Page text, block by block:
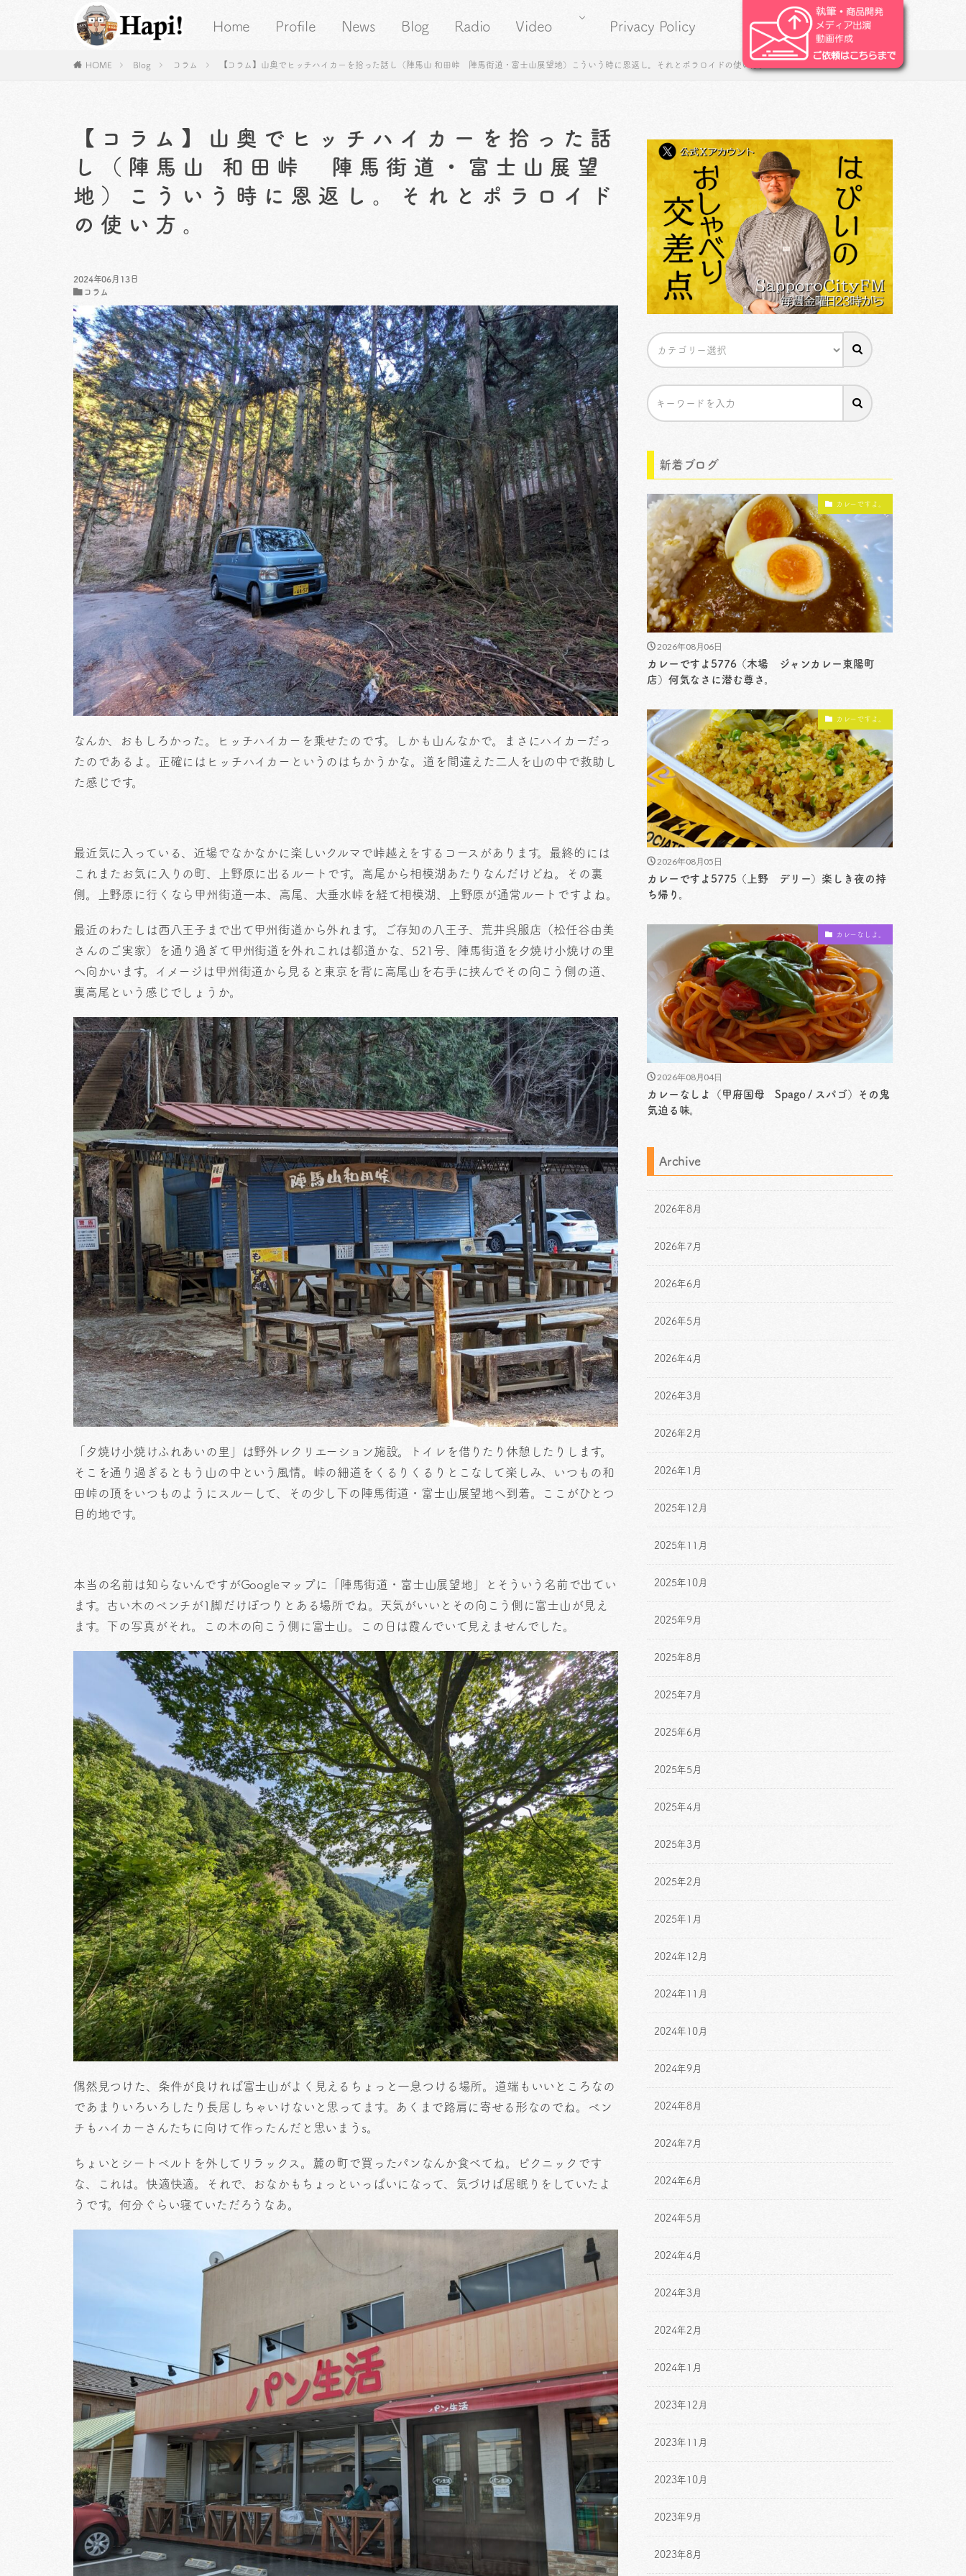
Home Profile News Blog Radio Video Privacy Policy
HOME Blog コラム 【コラム】山奥でヒッチハイカーを拾った話し（陣馬山 和田峠 陣馬街道・富士山展望地）こういう時に恩返し。それとポラロイドの使い方。
【コラム】山奥でヒッチハイカーを拾った話
し（陣馬山 和田峠 陣馬街道・富士山展望
地）こういう時に恩返し。それとポラロイド
の使い方。
2024年06月13日
コラム
なんか、おもしろかった。ヒッチハイカーを乗せたのです。しかも山んなかで。まさにハイカーだっ
たのであるよ。正確にはヒッチハイカーというのはちかうかな。道を間違えた二人を山の中で救助し
た感じです。
最近気に入っている、近場でなかなかに楽しいクルマで峠越えをするコースがあります。最終的には
これまたお気に入りの町、上野原に出るルートです。高尾から相模湖あたりなんだけどね。その裏
側。上野原に行くなら甲州街道一本、高尾、大垂水峠を経て相模湖、上野原が通常ルートですよね。
最近のわたしは西八王子まで出て甲州街道から外れます。ご存知の八王子、荒井呉服店（松任谷由美
さんのご実家）を通り過ぎて甲州街道を外れこれは都道かな、521号、陣馬街道を夕焼け小焼けの里
へ向かいます。イメージは甲州街道から見ると東京を背に高尾山を右手に挟んでその向こう側の道、
裏高尾という感じでしょうか。
「夕焼け小焼けふれあいの里」は野外レクリエーション施設。トイレを借りたり休憩したりします。
そこを通り過ぎるともう山の中という風情。峠の細道をくるりくるりとこなして楽しみ、いつもの和
田峠の頂をいつものようにスルーして、その少し下の陣馬街道・富士山展望地へ到着。ここがひとつ
目的地です。
本当の名前は知らないんですがGoogleマップに「陣馬街道・富士山展望地」とそういう名前で出てい
ます。古い木のベンチが1脚だけぽつりとある場所でね。天気がいいとその向こう側に富士山が見え
ます。下の写真がそれ。この木の向こう側に富士山。この日は霞んでいて見えませんでした。
偶然見つけた、条件が良ければ富士山がよく見えるちょっと一息つける場所。道端もいいところなの
であまりいろいろしたり長居しちゃいけないと思ってます。あくまで路肩に寄せる形なのでね。ベン
チもハイカーさんたちに向けて作ったんだと思いまうs。
ちょいとシートベルトを外してリラックス。麓の町で買ったパンなんか食べてね。ピクニックです
な、これは。快適快適。それで、おなかもちょっといっぱいになって、気づけば居眠りをしていたよ
うです。何分ぐらい寝ていただろうなあ。
新着ブログ
カレーですよ。
2026年08月06日
カレーですよ5776（木場 ジャンカレー東陽町
店）何気なさに潜む尊さ。
カレーですよ。
2026年08月05日
カレーですよ5775（上野 デリー）楽しき夜の持
ち帰り。
カレーなしよ。
2026年08月04日
カレーなしよ（甲府国母 Spago / スパゴ）その鬼
気迫る味。
Archive
2026年8月
2026年7月
2026年6月
2026年5月
2026年4月
2026年3月
2026年2月
2026年1月
2025年12月
2025年11月
2025年10月
2025年9月
2025年8月
2025年7月
2025年6月
2025年5月
2025年4月
2025年3月
2025年2月
2025年1月
2024年12月
2024年11月
2024年10月
2024年9月
2024年8月
2024年7月
2024年6月
2024年5月
2024年4月
2024年3月
2024年2月
2024年1月
2023年12月
2023年11月
2023年10月
2023年9月
2023年8月